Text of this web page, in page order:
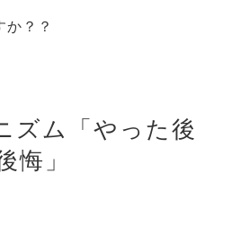
か？？
ズム「やった後
悔」